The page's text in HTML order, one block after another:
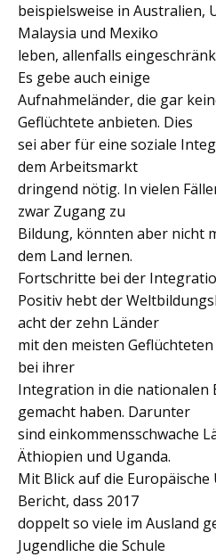
beispielsweise in Australien,
Malaysia und Mexiko
leben, allenfalls
Es gebe auch einige
Aufnahmeländer, die gar
Geflüchtete anbieten. Dies
sei aber für eine soziale
dem Arbeitsmarkt
dringend nötig. In vielen
zwar Zugang zu
Bildung, könnten aber nicht
dem Land lernen.
Fortschritte bei der
Positiv hebt der
acht der zehn Länder
mit den meisten
bei ihrer
Integration in die nationalen
gemacht haben. Darunter
sind einkommensschwache
Äthiopien und Uganda.
Mit Blick auf die
Bericht, dass 2017
doppelt so viele im Ausland
Jugendliche die Schule